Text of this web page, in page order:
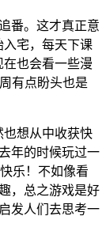
番。这才真正意
入宅，每天下课
也会看一些漫
有点盼头也是
想从中收获快
年的时候玩过一
乐！不如像看
，总之游戏是好
发人们去思考一